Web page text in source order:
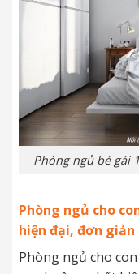
Phòng ngủ bé gái
Phòng ngủ cho
hiện đại, đơn giản
Phòng ngủ cho